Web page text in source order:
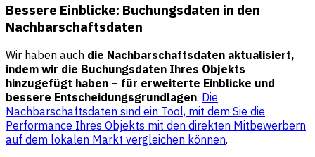
Bessere Einblicke: Buchungsdaten in den
Nachbarschaftsdaten
Wir haben auch die Nachbarschaftsdaten aktualisiert,
indem wir die Buchungsdaten Ihres Objekts
hinzugefügt haben – für erweiterte Einblicke und
bessere Entscheidungsgrundlagen. Die
Nachbarschaftsdaten sind ein Tool, mit dem Sie die
Performance Ihres Objekts mit den direkten Mitbewerbern
auf dem lokalen Markt vergleichen können.